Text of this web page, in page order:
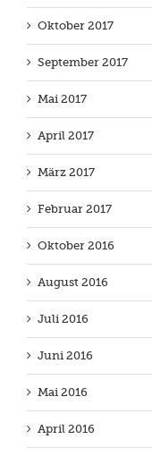
Oktober 2017
September 2017
Mai 2017
April 2017
März 2017
Februar 2017
Oktober 2016
August 2016
Juli 2016
Juni 2016
Mai 2016
April 2016